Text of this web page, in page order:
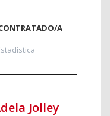
A
Jolley